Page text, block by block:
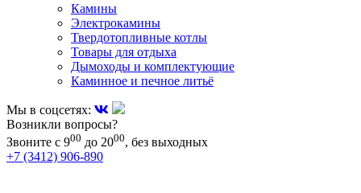
Камины
Электрокамины
Твердотопливные котлы
Товары для отдыха
Дымоходы и комплектующие
Каминное и печное литьё
Мы в соцсетях:
Возникли вопросы?
Звоните с 900 до 2000, без выходных
+7 (3412) 906-890